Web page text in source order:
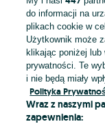
do informacji na
plikach cookie w
Użytkownik może
klikając poniżej lub
prywatności. Te
i nie będą miały
Polityka
Wraz z naszymi
zapewnienia: